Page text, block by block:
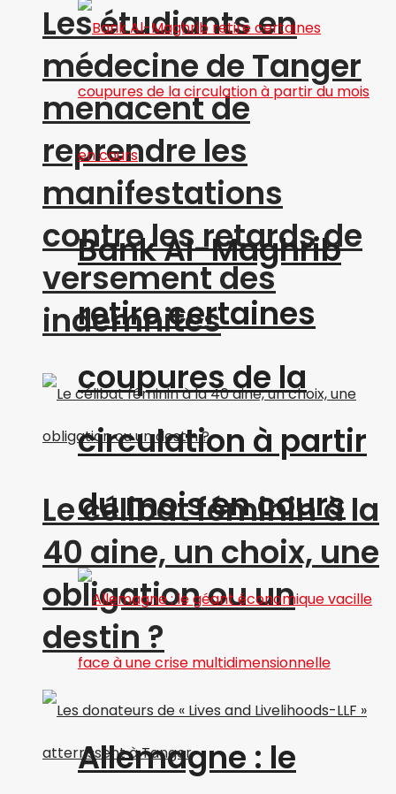
Les étudiants en
médecine de Tanger
menacent de
reprendre les
manifestations
contre les retards de
versement des
indemnités
Le célibat féminin à la
40 aine, un choix, une
obligation ou un
destin ?
Bank Al-Maghrib
retire certaines
coupures de la
circulation à partir
du mois en cours
Allemagne : le